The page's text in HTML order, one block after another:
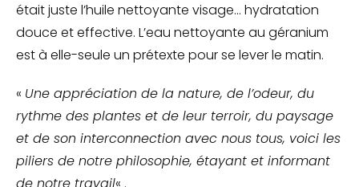
était juste l’huile nettoyante visage… hydratation
douce et effective. L’eau nettoyante au géranium
est à elle-seule un prétexte pour se lever le matin.
« Une appréciation de la nature, de l’odeur, du
rythme des plantes et de leur terroir, du paysage
et de son interconnection avec nous tous, voici les
piliers de notre philosophie, étayant et informant